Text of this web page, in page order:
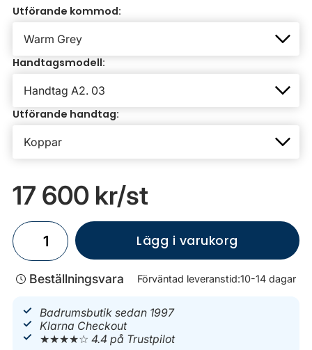
Utförande kommod:
Handtagsmodell:
Utförande handtag:
17 600 kr/st
Lägg i varukorg
Beställningsvara Förväntad leveranstid:10-14 dagar
Badrumsbutik sedan 1997
Klarna Checkout
★★★★☆4.4 på Trustpilot